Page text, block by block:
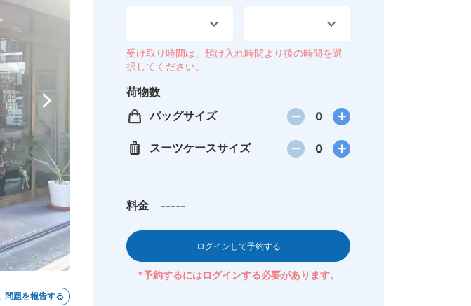
問題を報告する
受け取り時間は、預け入れ時間より後の時間を選
択してください。
荷物数
バッグサイズ
0
スーツケースサイズ 0
料金 -----
ログインして予約する
*予約するにはログインする必要があります。